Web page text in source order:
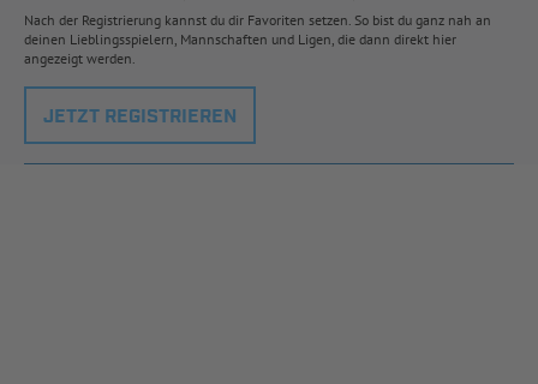
Nach der Registrierung kannst du dir Favoriten setzen. So bist du ganz nah an
deinen Lieblingsspielern, Mannschaften und Ligen, die dann direkt hier
angezeigt werden.
JETZT REGISTRIEREN